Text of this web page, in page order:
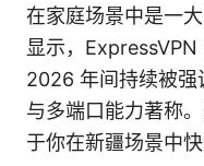
在家庭场景中是一
显示，
2026 年间持续被
与多端口能力著称
于你在新疆场景中快